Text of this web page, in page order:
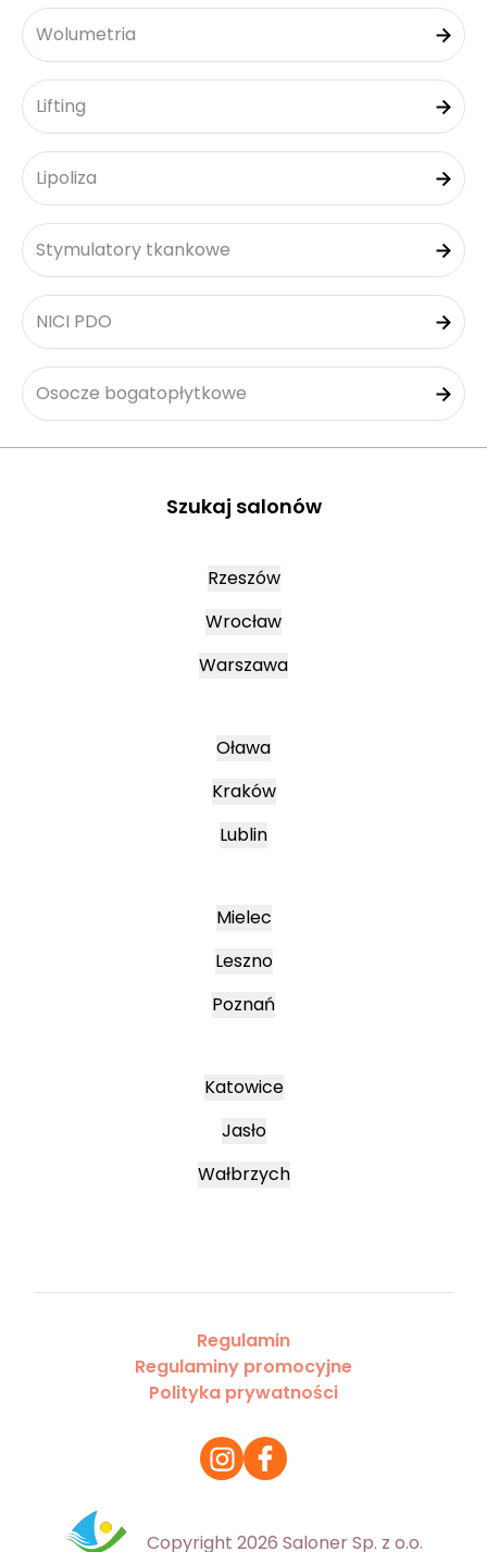
Wolumetria
Lifting
Lipoliza
Stymulatory tkankowe
NICI PDO
Osocze bogatopłytkowe
Szukaj salonów
Rzeszów
Wrocław
Warszawa
Oława
Kraków
Lublin
Mielec
Leszno
Poznań
Katowice
Jasło
Wałbrzych
Regulamin
Regulaminy promocyjne
Polityka prywatności
Copyright 2026 Saloner Sp. z o.o.